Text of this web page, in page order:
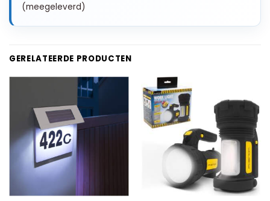
(meegeleverd)
GERELATEERDE PRODUCTEN